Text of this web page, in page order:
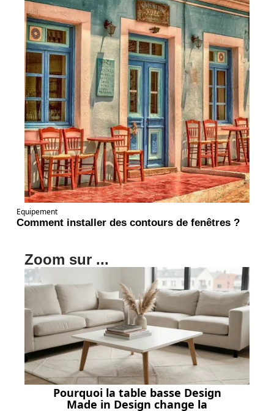
Equipement
Comment installer des contours de fenêtres ?
Zoom sur ...
Pourquoi la table basse Design
Made in Design change la